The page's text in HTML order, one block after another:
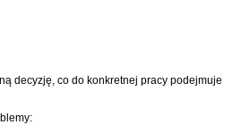
decyzję, co do konkretnej pracy podejmuje